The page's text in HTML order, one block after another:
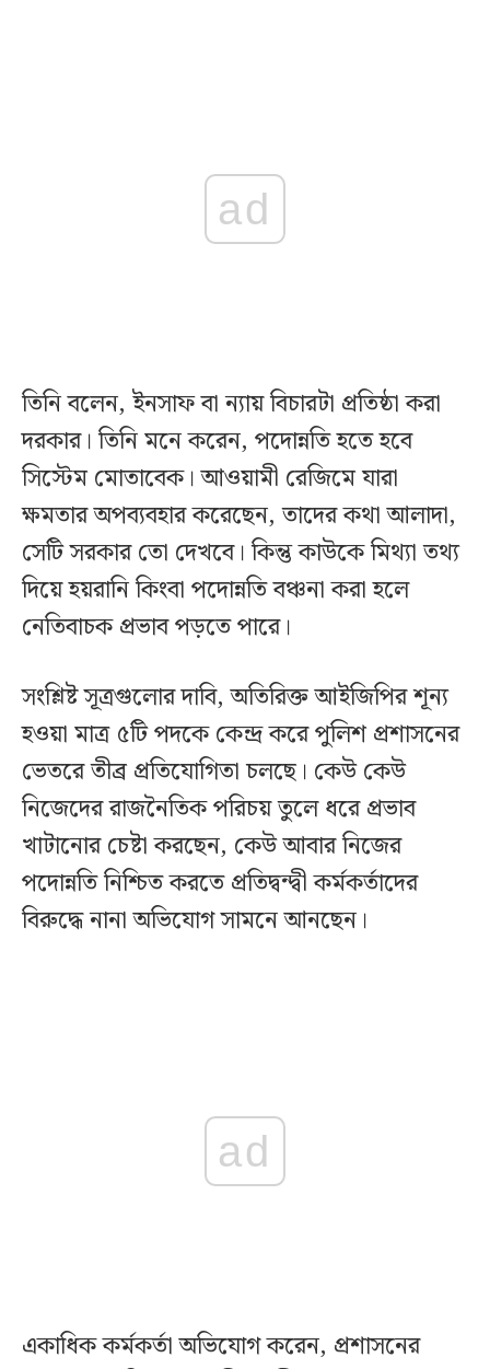
ad
তিনি বলেন, ইনসাফ বা ন্যায় বিচারটা প্রতিষ্ঠা করা
দরকার। তিনি মনে করেন, পদোন্নতি হতে হবে
সিস্টেম মোতাবেক। আওয়ামী রেজিমে যারা
ক্ষমতার অপব্যবহার করেছেন, তাদের কথা আলাদা,
সেটি সরকার তো দেখবে। কিন্তু কাউকে মিথ্যা তথ্য
দিয়ে হয়রানি কিংবা পদোন্নতি বঞ্চনা করা হলে
নেতিবাচক প্রভাব পড়তে পারে।
সংশ্লিষ্ট সূত্রগুলোর দাবি, অতিরিক্ত আইজিপির শূন্য
হওয়া মাত্র ৫টি পদকে কেন্দ্র করে পুলিশ প্রশাসনের
ভেতরে তীব্র প্রতিযোগিতা চলছে। কেউ কেউ
নিজেদের রাজনৈতিক পরিচয় তুলে ধরে প্রভাব
খাটানোর চেষ্টা করছেন, কেউ আবার নিজের
পদোন্নতি নিশ্চিত করতে প্রতিদ্বন্দ্বী কর্মকর্তাদের
বিরুদ্ধে নানা অভিযোগ সামনে আনছেন।
ad
একাধিক কর্মকর্তা অভিযোগ করেন, প্রশাসনের